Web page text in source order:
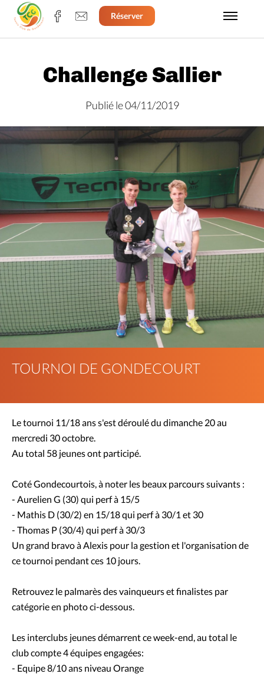
Réserver
Challenge Sallier
Publié le 04/11/2019
TOURNOI DE GONDECOURT
Le tournoi 11/18 ans s'est déroulé du dimanche 20 au
mercredi 30 octobre.
Au total 58 jeunes ont participé.
Coté Gondecourtois, à noter les beaux parcours suivants :
- Aurelien G (30) qui perf à 15/5
- Mathis D (30/2) en 15/18 qui perf à 30/1 et 30
- Thomas P (30/4) qui perf à 30/3
Un grand bravo à Alexis pour la gestion et l'organisation de
ce tournoi pendant ces 10 jours.
Retrouvez le palmarès des vainqueurs et finalistes par
catégorie en photo ci-dessous.
Les interclubs jeunes démarrent ce week-end, au total le
club compte 4 équipes engagées:
- Equipe 8/10 ans niveau Orange